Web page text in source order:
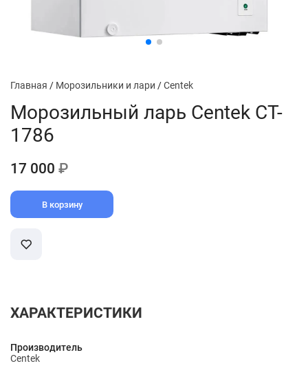
Главная / Морозильники и лари /Centek
Морозильный ларь Centek CT-
1786
17 000 ₽
В корзину
ХАРАКТЕРИСТИКИ
Производитель
Centek